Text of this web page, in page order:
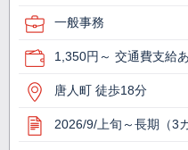
一般事務
1,350円～ 交通費支給
唐人町 徒歩18分
2026/9/上旬～長期（3